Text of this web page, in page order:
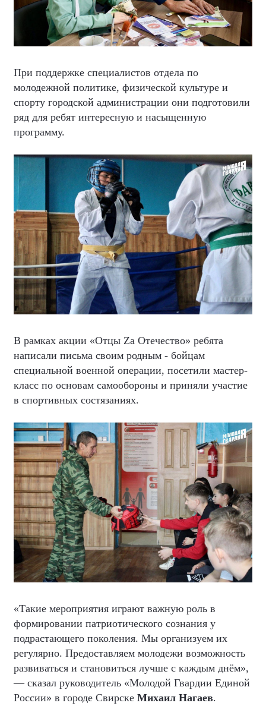
При поддержке специалистов отдела по
молодежной политике, физической культуре и
спорту городской администрации они подготовили
ряд для ребят интересную и насыщенную
программу.
В рамках акции «Отцы Zа Отечество» ребята
написали письма своим родным - бойцам
специальной военной операции, посетили мастер-
класс по основам самообороны и приняли участие
в спортивных состязаниях.
«Такие мероприятия играют важную роль в
формировании патриотического сознания у
подрастающего поколения. Мы организуем их
регулярно. Предоставляем молодежи возможность
развиваться и становиться лучше с каждым днём»,
— сказал руководитель «Молодой Гвардии Единой
России» в городе Свирске Михаил Нагаев.